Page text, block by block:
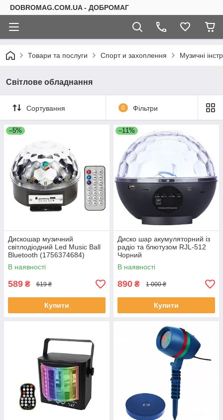
DOBROMAG.COM.UA - ДОБРОМАГ
Товари та послуги Спорт и захоплення Музичні
Світлове обладнання
Сортування 0 Фільтри
–5%
Дискошар музичний
світлодіодний Led Music Ball
Bluetooth (1756374684)
В наявності
589 ₴ 619 ₴
Купити
–11%
Диско шар акумуляторний із
радіо та блютузом RJL-512
Чорний
В наявності
890 ₴ 1 000 ₴
Купити